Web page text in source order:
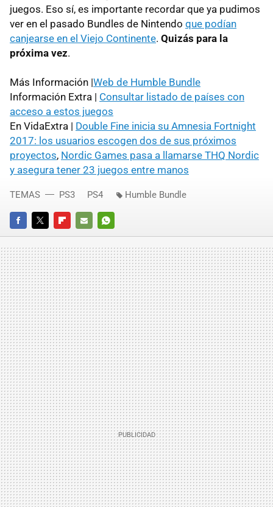
juegos. Eso sí, es importante recordar que ya pudimos
ver en el pasado Bundles de Nintendo que podían
canjearse en el Viejo Continente. Quizás para la
próxima vez.
Más Información |Web de Humble Bundle
Información Extra | Consultar listado de países con
acceso a estos juegos
En VidaExtra | Double Fine inicia su Amnesia Fortnight
2017: los usuarios escogen dos de sus próximos
proyectos, Nordic Games pasa a llamarse THQ Nordic
y asegura tener 23 juegos entre manos
FACEBOOKTWITTERFLIPBOARD
E-
MAIL
WHATSAPP
TEMAS PS3 PS4 Humble Bundle